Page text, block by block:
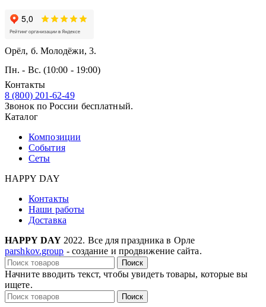
Орёл, б. Молодёжи, 3.
Пн. - Вс. (10:00 - 19:00)
Контакты
8 (800) 201-62-49
Звонок по России бесплатный.
Каталог
Композиции
События
Сеты
HAPPY DAY
Контакты
Наши работы
Доставка
HAPPY DAY 2022. Все для праздника в Орле
parshkov.group - создание и продвижение сайта.
Поиск
Начните вводить текст, чтобы увидеть товары, которые вы
ищете.
Поиск